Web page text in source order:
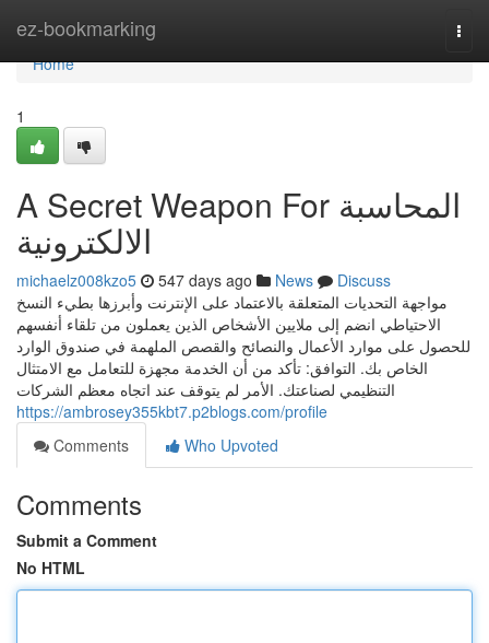
ez-bookmarking
Home
Home
1
A Secret Weapon For المحاسبة
الالكترونية
michaelz008kzo5 547 days ago News
Discuss
مواجهة التحديات المتعلقة بالاعتماد على الإنترنت وأبرزها بطيء النسخ
الاحتياطي انضم إلى ملايين الأشخاص الذين يعملون من تلقاء أنفسهم
للحصول على موارد الأعمال والنصائح والقصص الملهمة في صندوق الوارد
الخاص بك. التوافق: تأكد من أن الخدمة مجهزة للتعامل مع الامتثال
التنظيمي لصناعتك. الأمر لم يتوقف عند اتجاه معظم الشركات
https://ambrosey355kbt7.p2blogs.com/profile
Comments
Who Upvoted
Comments
Submit a Comment
No HTML